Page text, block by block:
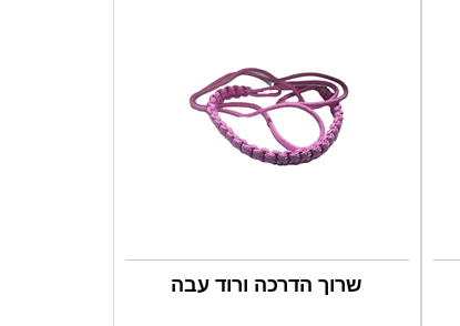
שרוך הדרכה ורוד עבה